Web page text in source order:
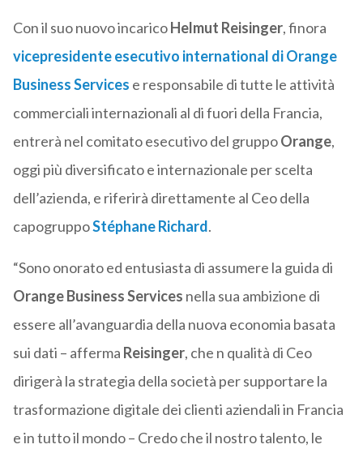
Con il suo nuovo incaricoHelmut Reisinger, finora
vicepresidente esecutivo international diOrange
Business Services e responsabile di tutte le attività
commerciali internazionali al di fuori della Francia,
entrerà nel comitato esecutivo del gruppoOrange,
oggi più diversificato e internazionale per scelta
dell’azienda, e riferirà direttamente al Ceo della
capogruppoStéphane Richard.
“Sono onorato ed entusiasta di assumere la guida di
Orange Business Services nella sua ambizione di
essere all’avanguardia della nuova economia basata
sui dati – afferma Reisinger, che n qualità di Ceo
dirigerà la strategia della società per supportare la
trasformazione digitale dei clienti aziendali in Francia
e in tutto il mondo – Credo che il nostro talento, le